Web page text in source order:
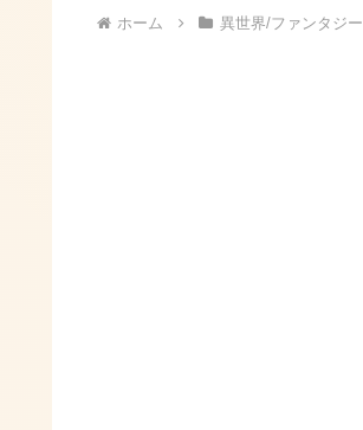
ホーム 異世界/ファンタジー